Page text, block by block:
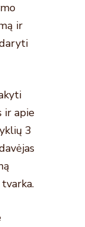
ir
ir apie
3